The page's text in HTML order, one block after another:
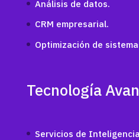
Análisis de datos.
CRM empresarial.
Optimización de
Tecnología
Servicios de